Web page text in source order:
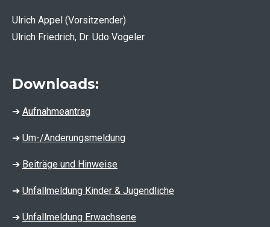
Ulrich Appel (Vorsitzender)
Ulrich Friedrich, Dr. Udo Vogeler
Downloads:
➔ Aufnahmeantrag
➔ Um-/Änderungsmeldung
➔ Beiträge und Hinweise
➔ Unfallmeldung Kinder & Jugendliche
➔ Unfallmeldung Erwachsene